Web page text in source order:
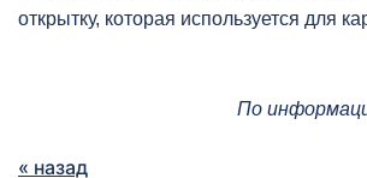
открытку, которая используется для
По
« назад